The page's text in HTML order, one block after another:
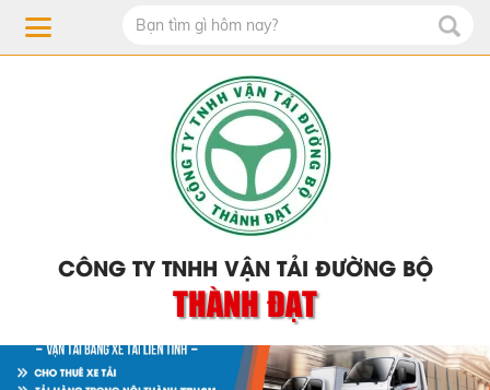
CÔNG TY TNHH VẬN TẢI ĐƯỜNG BỘ
THÀNH ĐẠT